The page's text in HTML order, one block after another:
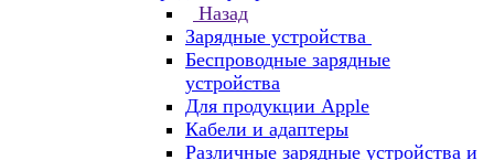
Назад
Зарядные устройства
Беспроводные зарядные
устройства
Для продукции Apple
Кабели и адаптеры
Различные зарядные устройства и